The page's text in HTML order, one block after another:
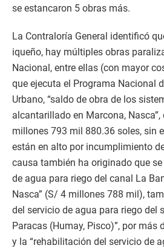
se estancaron 5 obras más.
La Contraloría General identificó
iqueño, hay múltiples obras
Nacional, entre ellas (con mayor
que ejecuta el Programa Nacional
Urbano, “saldo de obra de los
alcantarillado en Marcona,
millones 793 mil 880.36 soles, sin
están en alto por incumplimiento
causa también ha originado que
de agua para riego del canal La
Nasca” (S/ 4 millones 788 mil),
del servicio de agua para riego del
Paracas (Humay, Pisco)”, por más
y la “rehabilitación del servicio de